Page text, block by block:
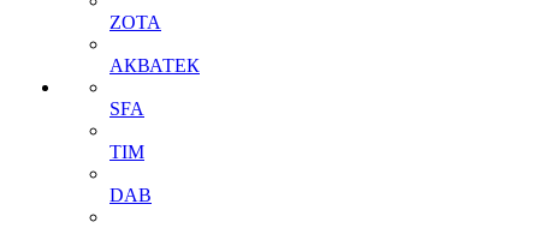
ZOTA
АКВАТЕК
SFA
TIM
DAB